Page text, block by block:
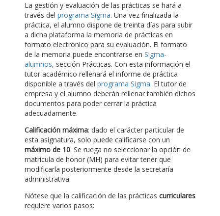
La gestión y evaluación de las prácticas se hará a
través del programa Sigma. Una vez finalizada la
práctica, el alumno dispone de treinta días para subir
a dicha plataforma la memoria de prácticas en
formato electrónico para su evaluación. El formato
de la memoria puede encontrarse en Sigma-
alumnos, sección Prácticas. Con esta información el
tutor académico rellenará el informe de práctica
disponible a través del programa Sigma. El tutor de
empresa y el alumno deberán rellenar también dichos
documentos para poder cerrar la práctica
adecuadamente.
Calificación máxima: dado el carácter particular de
esta asignatura, solo puede calificarse con un
máximo de 10. Se ruega no seleccionar la opción de
matrícula de honor (MH) para evitar tener que
modificarla posteriormente desde la secretaría
administrativa.
Nótese que la calificación de las prácticas curriculares
requiere varios pasos: